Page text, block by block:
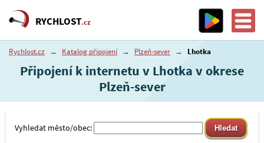
RYCHLOST.cz
Rychlost.cz → Katalog připojení → Plzeň-sever → Lhotka
Připojení k internetu v Lhotka v okrese
Plzeň-sever
Vyhledat město/obec: